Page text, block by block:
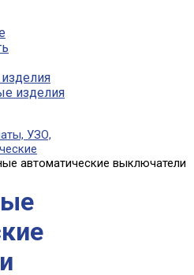
изделия
УЗО,
автоматические выключатели